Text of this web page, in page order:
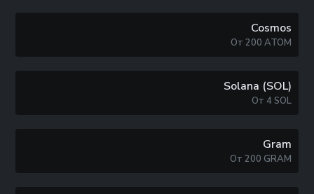
Cosmos
От 200 ATOM
Solana (SOL)
От 4SOL
Gram
От 200 GRAM